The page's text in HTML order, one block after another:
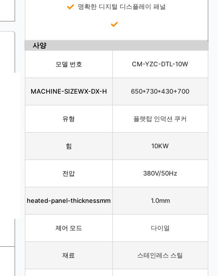
명확한 디지털 디스플레이 패널
사양
모델 번호 CM-YZC-DTL-10W
MACHINE-SIZEWX-DX-H 650*730*430+700
유형 플랫탑 인덕션 쿠커
힘 10KW
전압 380V/50Hz
heated-panel-thicknessmm 1.0mm
제어 모드 다이얼
재료 스테인레스 스틸